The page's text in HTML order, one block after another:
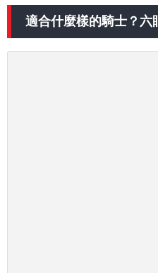
適合什麼樣的騎士？六